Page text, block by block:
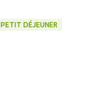
PETIT DÉJEUNER